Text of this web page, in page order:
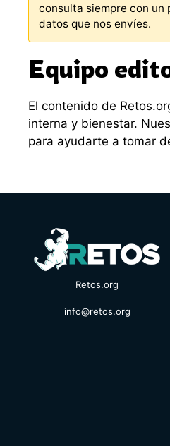
consulta siempre con
datos que nos envíes.
Equipo
El contenido de
interna y bienestar.
para ayudarte a tomar
Retos.org
info@retos.org